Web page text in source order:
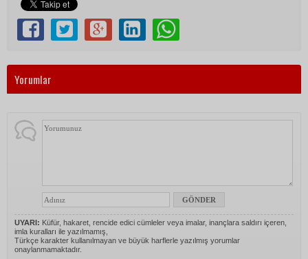
Yorumlar
UYARI: Küfür, hakaret, rencide edici cümleler veya imalar, inançlara saldırı içeren,
imla kuralları ile yazılmamış,
Türkçe karakter kullanılmayan ve büyük harflerle yazılmış yorumlar
onaylanmamaktadır.